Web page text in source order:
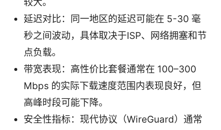
较大。
延迟对比：同一地区的延迟可能在 5-30 毫
秒之间波动，具体取决于ISP、网络拥塞和节
点负载。
带宽表现：高性价比套餐通常在 100–300
Mbps 的实际下载速度范围内表现良好，但
高峰时段可能下降。
安全性指标：现代协议（WireGuard）通常